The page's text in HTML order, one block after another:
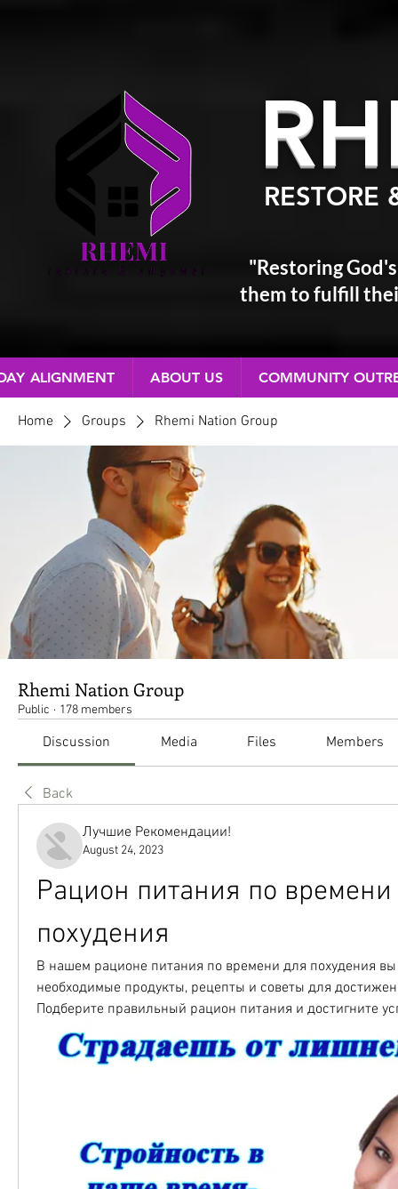
RESTORE
"Restoring
themto fulfill
RESTORE & EMPOWER
ALIGNMENT ABOUT US COMMUNITY
Home Groups Rhemi Nation Group
Rhemi Nation Group
Public · 178 members
Discussion Media Files Members
Back
Лучшие Рекомендации!
August 24, 2023
Рацион питания по
похудения
В нашем рационе питания по времени для похудения вы
необходимые продукты, рецепты и советы для
Подберите правильный рацион питания и достигните